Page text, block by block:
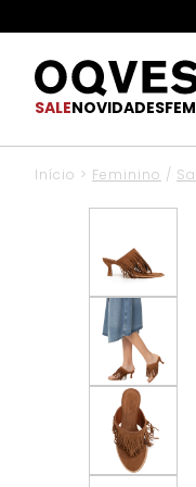
SALENOVIDADES
Início > Feminino /